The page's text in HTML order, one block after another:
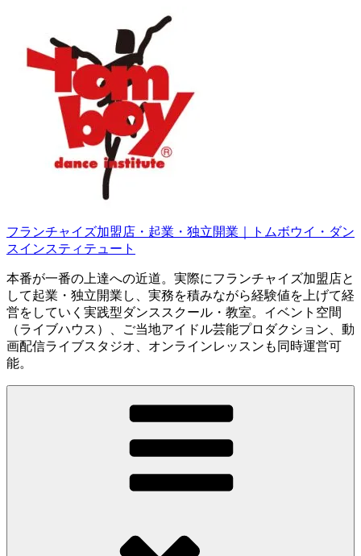
フランチャイズ加盟店・起業・独立開業｜トムボウイ・ダン
スインスティテュート
本番が一番の上達への近道。実際にフランチャイズ加盟店と
して起業・独立開業し、実務を積みながら経験値を上げて経
営をしていく実践型ダンススクール・教室。イベント空間
（ライブハウス）、ご当地アイドル芸能プロダクション、動
画配信ライブスタジオ、オンラインレッスンも同時運営可
能。